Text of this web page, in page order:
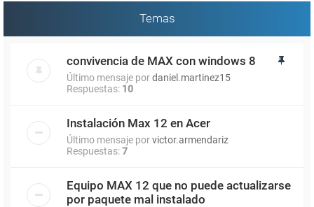
Temas
convivencia de MAX con windows 8
Último mensaje pordaniel.martinez15
Respuestas: 10
Instalación Max 12 en Acer
Último mensaje porvictor.armendariz
Respuestas:7
Equipo MAX 12 que no puede actualizarse
por paquete mal instalado